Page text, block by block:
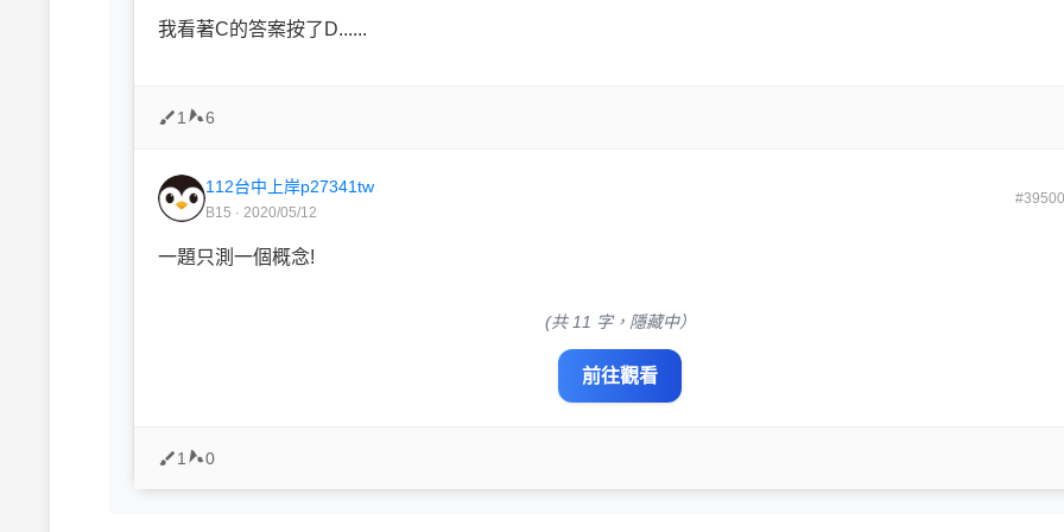
我看著C的答案按了D......
1 6
112台中上岸p27341tw
B15 · 2020/05/12
一題只測一個概念!
(共 11 字，隱藏中）
前往觀看
1 0